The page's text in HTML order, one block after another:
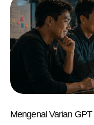
Mengenal Varian